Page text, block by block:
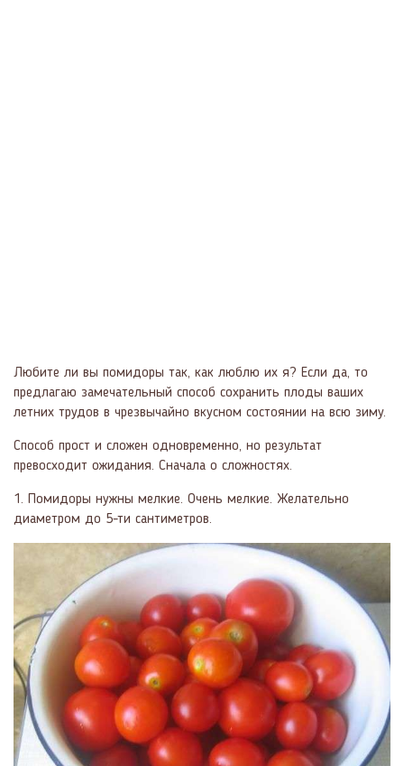
Любите ли вы помидоры так, как люблю их я? Если да, то
предлагаю замечательный способ сохранить плоды ваших
летних трудов в чрезвычайно вкусном состоянии на всю зиму.
Способ прост и сложен одновременно, но результат
превосходит ожидания. Сначала о сложностях.
1. Помидоры нужны мелкие. Очень мелкие. Желательно
диаметром до 5-ти сантиметров.